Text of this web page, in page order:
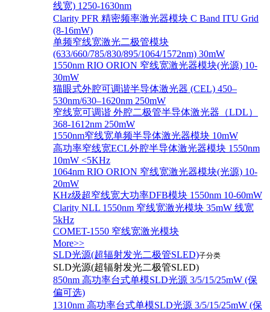
线宽) 1250-1630nm
Clarity PFR 精密频率激光器模块 C Band ITU Grid
(8-16mW)
单频窄线宽激光二极管模块
(633/660/785/830/895/1064/1572nm) 30mW
1550nm RIO ORION 窄线宽激光器模块(光源) 10-
30mW
猫眼式外腔可调谐半导体激光器 (CEL) 450–
530nm/630–1620nm 250mW
窄线宽可调谐 外腔二极管半导体激光器（LDL）
368-1612nm 250mW
1550nm窄线宽单频半导体激光器模块 10mW
高功率窄线宽ECL外腔半导体激光器模块 1550nm
10mW <5KHz
1064nm RIO ORION 窄线宽激光器模块(光源) 10-
20mW
KHz级超窄线宽大功率DFB模块 1550nm 10-60mW
Clarity NLL 1550nm 窄线宽激光模块 35mW 线宽
5kHz
COMET-1550 窄线宽激光模块
More>>
SLD光源(超辐射发光二极管SLED)子分类
SLD光源(超辐射发光二极管SLED)
850nm 高功率台式单模SLD光源 3/5/15/25mW (保
偏可选)
1310nm 高功率台式单模SLD光源 3/5/15/25mW (保